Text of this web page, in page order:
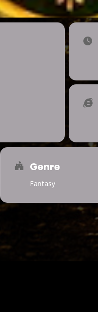
Genre
Fantasy